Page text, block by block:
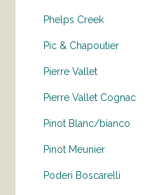
Phelps Creek
Pic & Chapoutier
Pierre Vallet
Pierre Vallet Cognac
Pinot Blanc/bianco
Pinot Meunier
Poderi Boscarelli